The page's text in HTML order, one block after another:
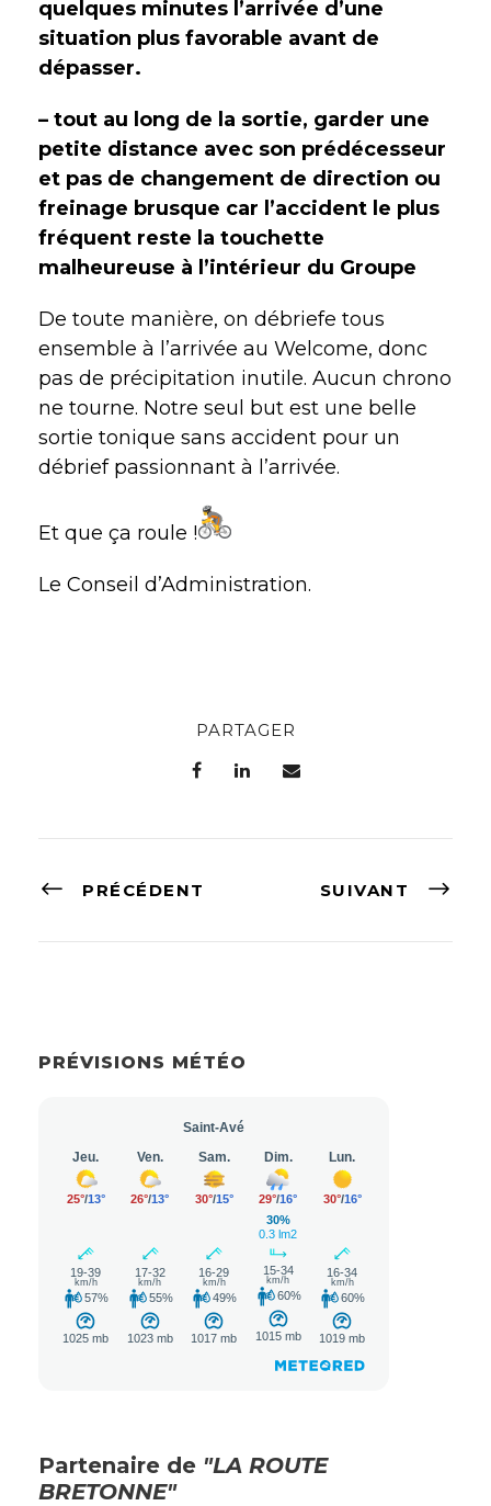
quelques minutes l’arrivée d’une
situation plus favorable avant de
dépasser.
– tout au long de la sortie, garder une
petite distance avec son prédécesseur
et pas de changement de direction ou
freinage brusque car l’accident le plus
fréquent reste la touchette
malheureuse à l’intérieur du Groupe
De toute manière, on débriefe tous
ensemble à l’arrivée au Welcome, donc
pas de précipitation inutile. Aucun chrono
ne tourne. Notre seul but est une belle
sortie tonique sans accident pour un
débrief passionnant à l’arrivée.
Et que ça roule !
Le Conseil d’Administration.
PARTAGER
PRÉCÉDENT SUIVANT
PRÉVISIONS MÉTÉO
Partenaire de "LA ROUTE
BRETONNE"